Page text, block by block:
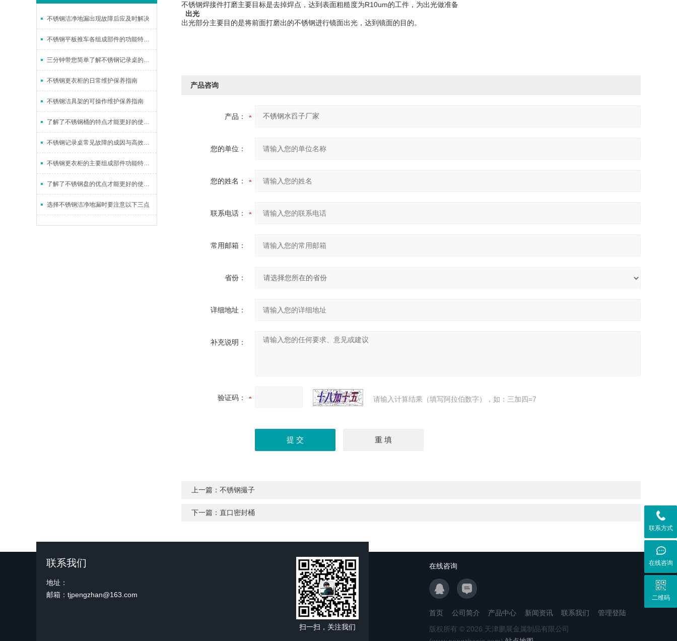
不锈钢洁净地漏出现故障后应及时解决
不锈钢平板推车各组成部件的功能特点分享
三分钟带您简单了解不锈钢记录桌的组成结构
不锈钢更衣柜的日常维护保养指南
不锈钢洁具架的可操作维护保养指南
了解了不锈钢桶的特点才能更好的使用它
不锈钢记录桌常见故障的成因与高效解决方法分享
不锈钢更衣柜的主要组成部件功能特点详细介绍
了解了不锈钢盘的优点才能更好的使用它
选择不锈钢洁净地漏时要注意以下三点
不锈钢焊接件打磨主要目标是去掉焊点，达到表面粗糙度为R10um的工件，为出光做准备
出光
出光部分主要目的是将前面打磨出的不锈钢进行镜面出光，达到镜面的目的。
产品咨询
产品：
您的单位：
您的姓名：
联系电话：
常用邮箱：
省份：
详细地址：
补充说明：
验证码： 请输入计算结果（填写阿拉伯数字），如：三加四=7
上一篇： 不锈钢撮子
下一篇： 直口密封桶
联系我们
地址：
邮箱：tjpengzhan@163.com
扫一扫，关注我们
在线咨询
首页 公司简介 产品中心 新闻资讯 联系我们
管理登陆
版权所有 © 2026 天津鹏展金属制品有限公司
联系方式
在线咨询
二维码